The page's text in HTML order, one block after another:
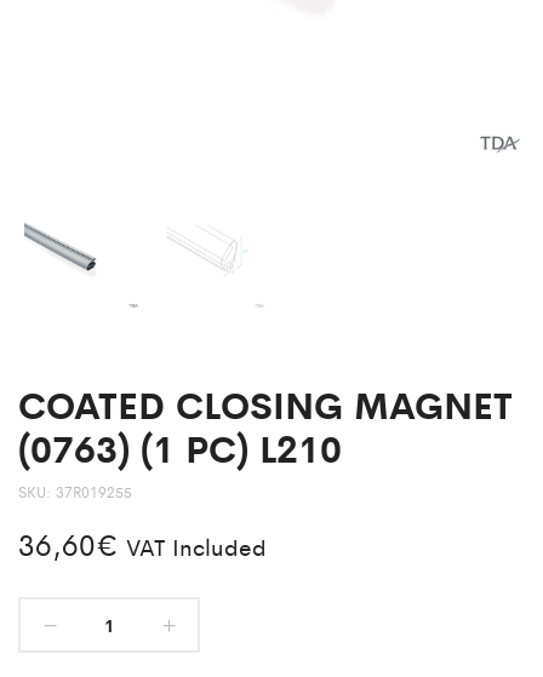
COATED CLOSING MAGNET
(0763) (1 PC) L210
SKU: 37R019255
36,60€ VAT Included